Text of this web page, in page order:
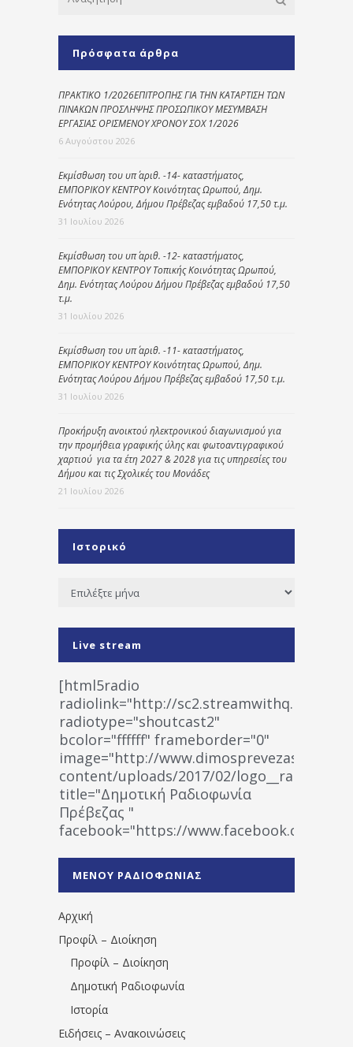
Πρόσφατα άρθρα
ΠΡΑΚΤΙΚΟ 1/2026ΕΠΙΤΡΟΠΗΣ ΓΙΑ ΤΗΝ ΚΑΤΑΡΤΙΣΗ ΤΩΝ
ΠΙΝΑΚΩΝ ΠΡΟΣΛΗΨΗΣ ΠΡΟΣΩΠΙΚΟΥ ΜΕΣΥΜΒΑΣΗ
ΕΡΓΑΣΙΑΣ ΟΡΙΣΜΕΝΟΥ ΧΡΟΝΟΥ ΣΟΧ 1/2026
6 Αυγούστου 2026
Εκμίσθωση του υπ΄ αριθ. -14- καταστήματος,
ΕΜΠΟΡΙΚΟΥ ΚΕΝΤΡΟΥ Κοινότητας Ωρωπού, Δημ.
Ενότητας Λούρου, Δήμου Πρέβεζας εμβαδού 17,50 τ.μ.
31 Ιουλίου 2026
Εκμίσθωση του υπ΄ αριθ. -12- καταστήματος,
ΕΜΠΟΡΙΚΟΥ ΚΕΝΤΡΟΥ Τοπικής Κοινότητας Ωρωπού,
Δημ. Ενότητας Λούρου Δήμου Πρέβεζας εμβαδού 17,50
τ.μ.
31 Ιουλίου 2026
Εκμίσθωση του υπ΄ αριθ. -11- καταστήματος,
ΕΜΠΟΡΙΚΟΥ ΚΕΝΤΡΟΥ Κοινότητας Ωρωπού, Δημ.
Ενότητας Λούρου Δήμου Πρέβεζας εμβαδού 17,50 τ.μ.
31 Ιουλίου 2026
Προκήρυξη ανοικτού ηλεκτρονικού διαγωνισμού για
την προμήθεια γραφικής ύλης και φωτοαντιγραφικού
χαρτιού για τα έτη 2027 & 2028 για τις υπηρεσίες του
Δήμου και τις Σχολικές του Μονάδες
21 Ιουλίου 2026
Ιστορικό
Ιστορικό
Live stream
[html5radio
radiolink="http://
radiotype="shoutcast2"
bcolor="ffffff" frameborder="0"
image="http://www.dimosprevezas.gr/wp-
content/uploads/2017/02/
title="Δημοτική Ραδιοφωνία
Πρέβεζας "
facebook="https://www.facebook.com/
1531194763766854/" artist="" ]
ΜΕΝΟΥ ΡΑΔΙΟΦΩΝΙΑΣ
Αρχική
Προφίλ – Διοίκηση
Προφίλ – Διοίκηση
Δημοτική Ραδιοφωνία
Ιστορία
Ειδήσεις – Ανακοινώσεις